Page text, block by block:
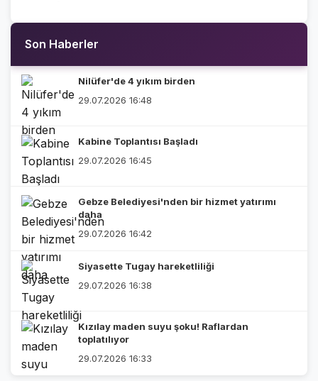
Son Haberler
Nilüfer'de 4 yıkım birden
29.07.2026 16:48
Kabine Toplantısı Başladı
29.07.2026 16:45
Gebze Belediyesi'nden bir hizmet yatırımı
daha
29.07.2026 16:42
Siyasette Tugay hareketliliği
29.07.2026 16:38
Kızılay maden suyu şoku! Raflardan
toplatılıyor
29.07.2026 16:33